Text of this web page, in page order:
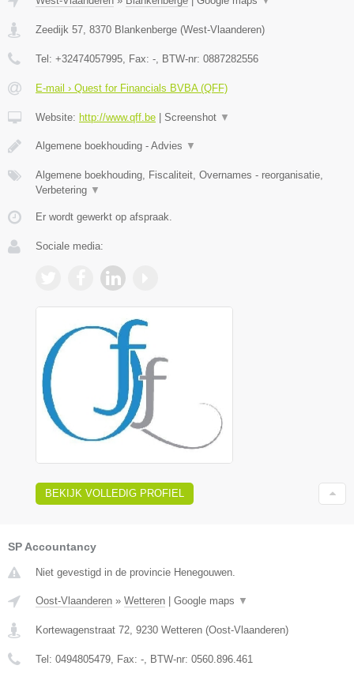
Zeedijk 57, 8370 Blankenberge (West-Vlaanderen)
Tel: +32474057995, Fax: -, BTW-nr: 0887282556
E-mail › Quest for Financials BVBA (QFF)
Website: http://www.qff.be Screenshot ▼
Algemene boekhouding - Advies ▼
Algemene boekhouding, Fiscaliteit, Overnames - reorganisatie,
Verbetering ▼
Er wordt gewerkt op afspraak.
Sociale media:
BEKIJK VOLLEDIG PROFIEL
SP Accountancy
Niet gevestigd in de provincie Henegouwen.
Oost-Vlaanderen » Wetteren Google maps ▼
Kortewagenstraat 72 9230 Wetteren (Oost-Vlaanderen)
Tel: 0494805479 , Fax: - , BTW-nr: 0560.896.461